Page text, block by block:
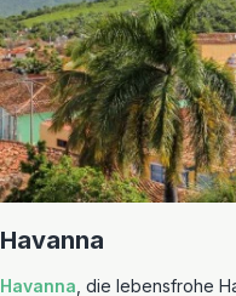
Havanna
Havanna , die lebensfrohe